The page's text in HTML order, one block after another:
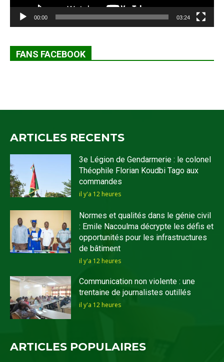
00:00 03:24
FANS FACEBOOK
ARTICLES RECENTS
3e Légion de Gendarmerie : le colonel
Théophile Florian Koudbi Tago aux
commandes
il y'a 12 heures
Normes et qualités dans le génie civil
: Emile Nacoulma décrypte les défis et
opportunités pour les infrastructures
de bâtiment
il y'a 12 heures
Communication non violente : une
trentaine de journalistes outillés
il y'a 12 heures
ARTICLES POPULAIRES